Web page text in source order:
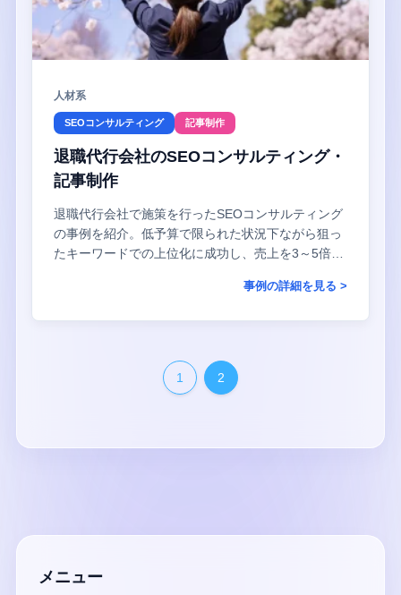
人材系
SEOコンサルティング 記事制作
退職代行会社のSEOコンサルティング・
記事制作
退職代行会社で施策を行ったSEOコンサルティング
の事例を紹介。低予算で限られた状況下ながら狙っ
たキーワードでの上位化に成功し、売上を3～5倍に
事例の詳細を見る >
1 2
メニュー